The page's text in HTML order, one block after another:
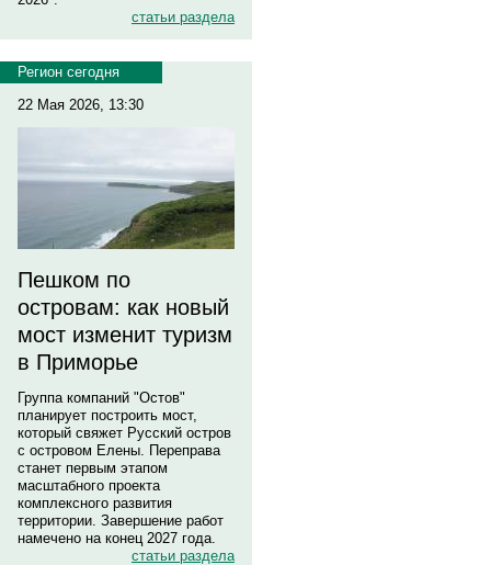
статьи раздела
Регион сегодня
22 Мая 2026, 13:30
Пешком по
островам: как новый
мост изменит туризм
в Приморье
Группа компаний "Остов"
планирует построить мост,
который свяжет Русский остров
с островом Елены. Переправа
станет первым этапом
масштабного проекта
комплексного развития
территории. Завершение работ
намечено на конец 2027 года.
статьи раздела